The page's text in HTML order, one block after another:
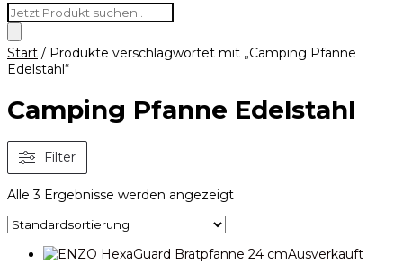
Products
search
Start / Produkte verschlagwortet mit „Camping Pfanne
Edelstahl“
Camping Pfanne Edelstahl
Filter
Alle 3 Ergebnisse werden angezeigt
Ausverkauft